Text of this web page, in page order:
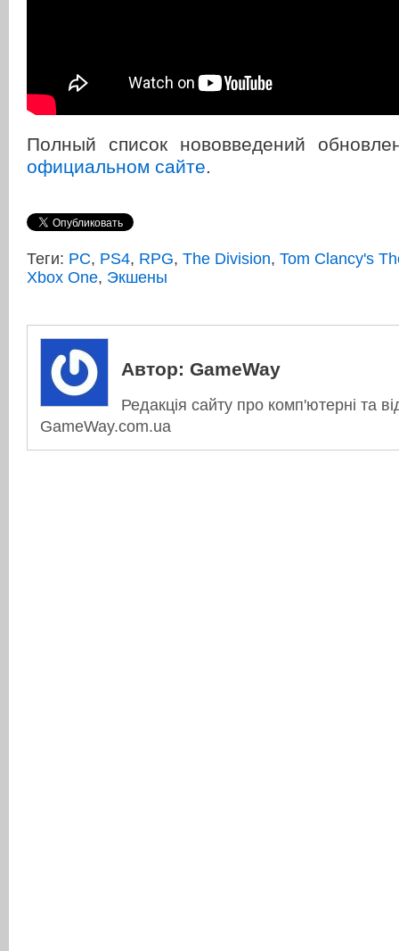
Полный список нововведений
официальном сайте.
Теги: PC, PS4, RPG, The Division, Tom Clancy's
Xbox One, Экшены
Автор: GameWay
Редакція сайту про комп'ютерні та
GameWay.com.ua